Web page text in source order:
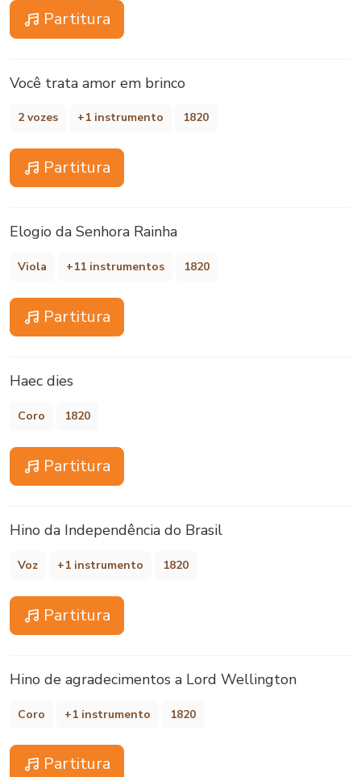
Partitura
Você trata amor em brinco
2 vozes +1 instrumento 1820
Partitura
Elogio da Senhora Rainha
Viola +11 instrumentos 1820
Partitura
Haec dies
Coro 1820
Partitura
Hino da Independência do Brasil
Voz +1 instrumento 1820
Partitura
Hino de agradecimentos a Lord Wellington
Coro +1 instrumento 1820
Partitura